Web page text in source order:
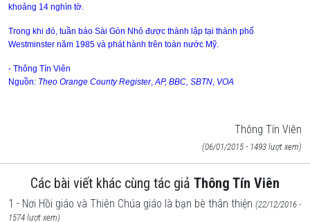
khoảng 14 nghìn tờ.
Trong khi đó, tuần báo Sài Gòn Nhỏ được thành lập tại thành phố
Westminster năm 1985 và phát hành trên toàn nước Mỹ.
- Thông Tín Viên
Nguồn: Theo Orange CountyRegister,AP, BBC, SBTN, VOA
Thông Tín Viên
(06/01/2015 - 1493 lượt xem)
Các bài viết khác cùng tác giả Thông Tín Viên
1 - Nơi Hồi giáo và Thiên Chúa giáo là bạn bè thân thiện (22/12/2016 -
1574 lượt xem)